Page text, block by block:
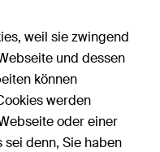
weil sie zwingend
und dessen
können
werden
oder einer
denn, Sie haben